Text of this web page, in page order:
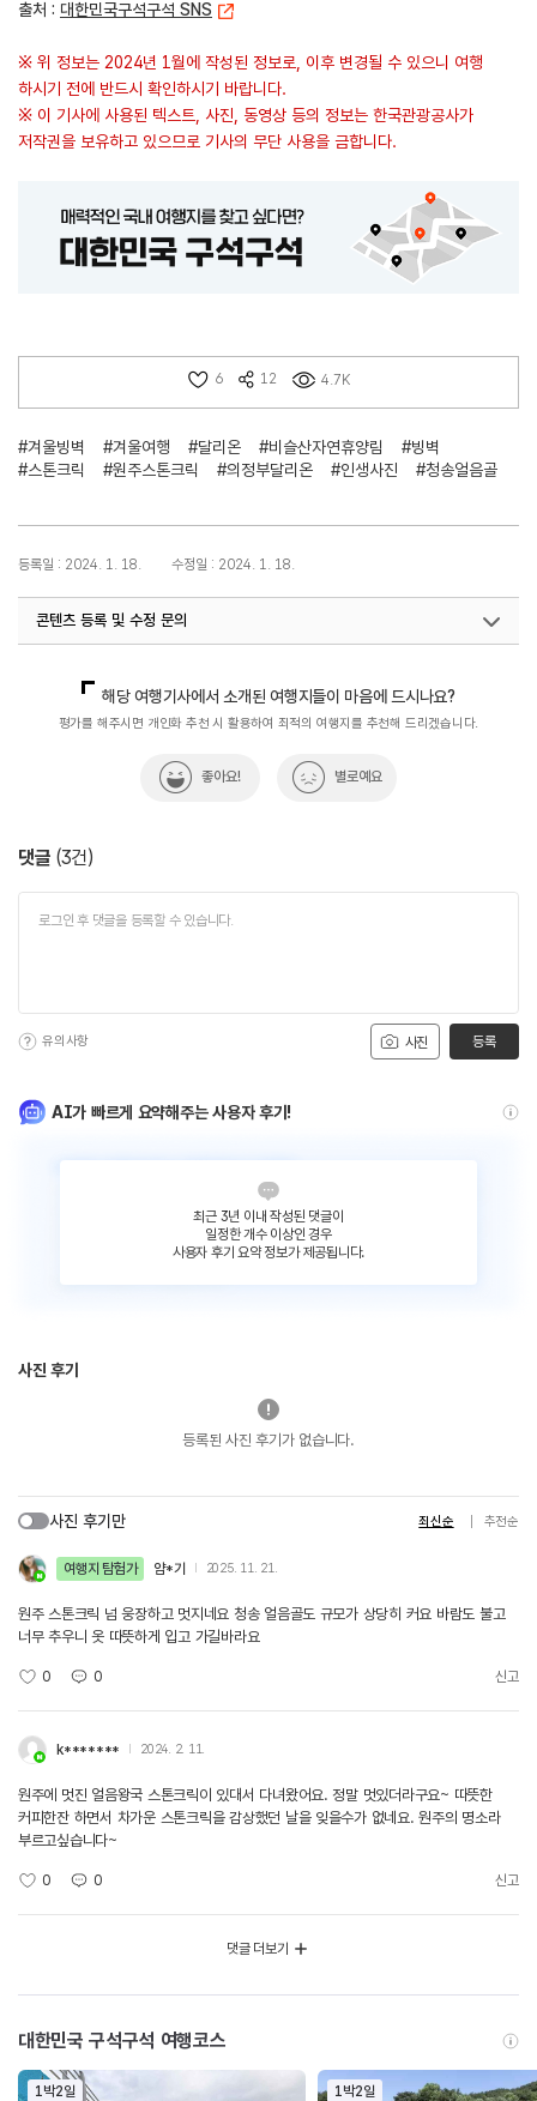
출처 : 대한민국구석구석 SNS
※ 위 정보는 2024년 1월에 작성된 정보로, 이후 변경될 수 있으니 여행
하시기 전에 반드시 확인하시기 바랍니다.
※ 이 기사에 사용된 텍스트, 사진, 동영상 등의 정보는 한국관광공사가
저작권을 보유하고 있으므로 기사의 무단 사용을 금합니다.
6 12 4.7K
#겨울빙벽 #겨울여행 #달리온 #비슬산자연휴양림
#빙벽
#스톤크릭
#원주스톤크릭 #의정부달리온 #인생사진 #청송얼음골
등록일 : 2024. 1. 18. 수정일 : 2024. 1. 18.
콘텐츠 등록 및 수정 문의
해당 여행기사에서 소개된 여행지들이 마음에 드시나요?
평가를 해주시면 개인화 추천 시 활용하여 최적의 여행지를 추천해 드리겠습니다.
좋아요! 별로예요
댓글 (3건)
사진
유의사항 등록
AI가 빠르게 요약해주는 사용자 후기!
최근 3년 이내 작성된 댓글이
일정한 개수 이상인 경우
사용자 후기 요약 정보가 제공됩니다.
사진 후기
등록된 사진 후기가 없습니다.
사진 후기만 최신순 추천순
여행지 탐험가 얌*기 2025. 11. 21.
원주 스톤크릭 넘 웅장하고 멋지네요 청송 얼음골도 규모가 상당히 커요 바람도 불고
너무 추우니 옷 따뜻하게 입고 가길바라요
0 0 신고
k******* 2024. 2. 11.
원주에 멋진 얼음왕국 스톤크릭이 있대서 다녀왔어요. 정말 멋있더라구요~ 따뜻한
커피한잔 하면서 차가운 스톤크릭을 감상했던 날을 잊을수가 없네요. 원주의 명소라
부르고싶습니다~
0 0 신고
댓글 더보기
대한민국 구석구석 여행코스
1박2일 1박2일